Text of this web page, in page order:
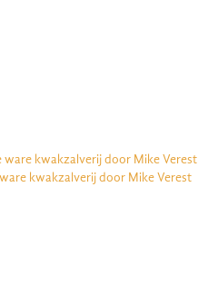
ware kwakzalverij door Mike Verest
kwakzalverij door Mike Verest